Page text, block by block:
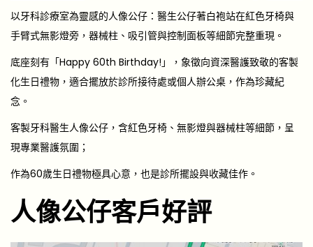
以牙科診療室為靈感的人像公仔：醫生公仔著白袍站在紅色牙椅與
手臂式無影燈旁，器械柱、吸引管與控制面板等細節完整重現。
底座刻有「Happy 60th Birthday!」，象徵向資深醫護致敬的客製
化生日禮物，適合擺放於診所接待處或個人辦公桌，作為珍藏紀
念。
客製牙科醫生人像公仔，含紅色牙椅、無影燈與器械柱等細節，呈
現專業醫護氛圍；
作為60歲生日禮物極具心意，也是診所擺設與收藏佳作。
人像公仔客戶好評